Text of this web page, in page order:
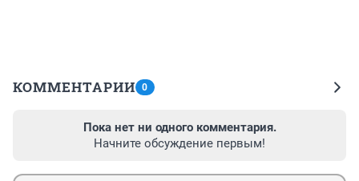
КОММЕНТАРИИ 0
Пока нет ни одного комментария.
Начните обсуждение первым!